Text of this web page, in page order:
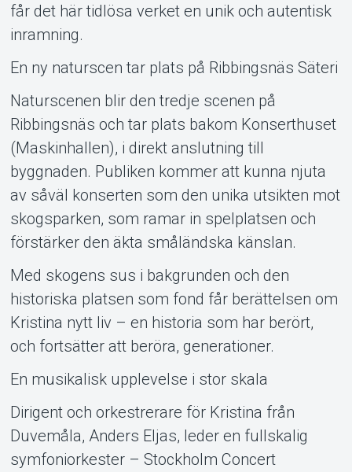
Support
About Tickster
får det här tidlösa verket en unik och autentisk
inramning.
En ny naturscen tar plats på Ribbingsnäs Säteri
Naturscenen blir den tredje scenen på
Ribbingsnäs och tar plats bakom Konserthuset
(Maskinhallen), i direkt anslutning till
byggnaden. Publiken kommer att kunna njuta
av såväl konserten som den unika utsikten mot
skogsparken, som ramar in spelplatsen och
förstärker den äkta småländska känslan.
Med skogens sus i bakgrunden och den
historiska platsen som fond får berättelsen om
Kristina nytt liv – en historia som har berört,
och fortsätter att beröra, generationer.
En musikalisk upplevelse i stor skala
Dirigent och orkestrerare för Kristina från
Duvemåla, Anders Eljas, leder en fullskalig
symfoniorkester – Stockholm Concert